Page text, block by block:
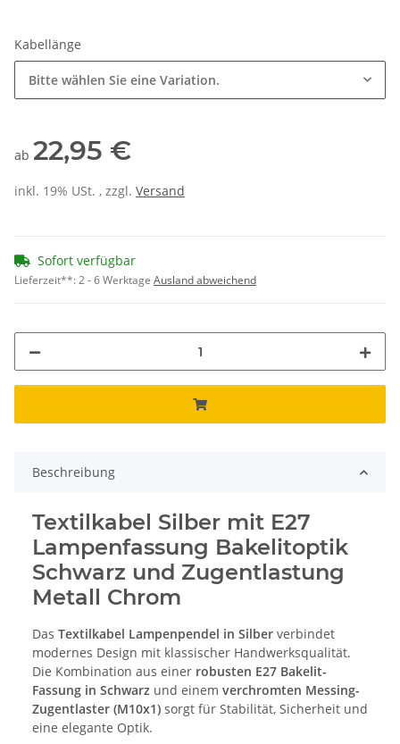
Kabellänge
Bitte wählen Sie eine Variation.
ab 22,95 €
inkl. 19% USt. , zzgl. Versand
Sofort verfügbar
Lieferzeit**:2 - 6 Werktage Ausland abweichend
Beschreibung
Textilkabel Silber mit E27
Lampenfassung Bakelitoptik
Schwarz und Zugentlastung
Metall Chrom
Das Textilkabel Lampenpendel in Silber verbindet
modernes Design mit klassischer Handwerksqualität.
Die Kombination aus einer robusten E27 Bakelit-
Fassung in Schwarz und einem verchromten Messing-
Zugentlaster (M10x1) sorgt für Stabilität, Sicherheit und
eine elegante Optik.